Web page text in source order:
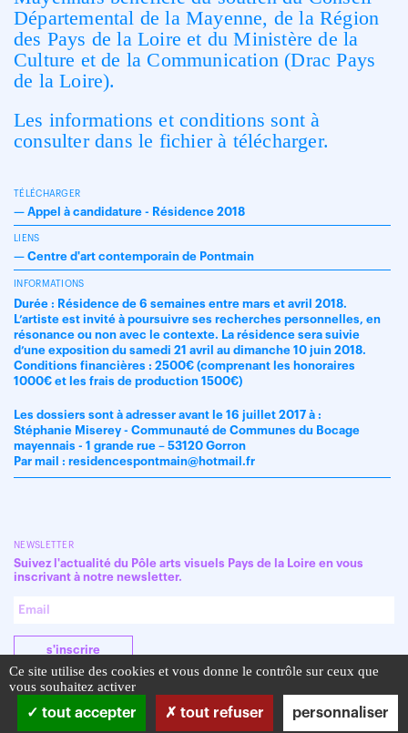
Départemental de la Mayenne, de la Région
des Pays de la Loire et du Ministère de la
Culture et de la Communication (Drac Pays
de la Loire).
Les informations et conditions sont à
consulter dans le fichier à télécharger.
TÉLÉCHARGER
— Appel à candidature - Résidence 2018
LIENS
— Centre d'art contemporain de Pontmain
INFORMATIONS
Durée : Résidence de 6 semaines entre mars et avril 2018.
L’artiste est invité à poursuivre ses recherches personnelles, en
résonance ou non avec le contexte. La résidence sera suivie
d’une exposition du samedi 21 avril au dimanche 10 juin 2018.
Conditions financières : 2500€ (comprenant les honoraires
1000€ et les frais de production 1500€)
Les dossiers sont à adresser avant le 16 juillet 2017 à :
Stéphanie Miserey - Communauté de Communes du Bocage
mayennais - 1 grande rue – 53120 Gorron
Par mail : residencespontmain@hotmail.fr
NEWSLETTER
Suivez l'actualité du Pôle arts visuels Pays de la Loire en vous
inscrivant à notre newsletter.
s'inscrire
Ce site utilise des cookies et vous donne le contrôle sur ceux que
vous souhaitez activer
tout accepter
tout refuser personnaliser